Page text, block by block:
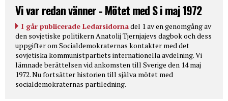
Vi var redan vänner - Mötet med S i maj 1972
I går publicerade Ledarsidornadel 1 av en genomgång av
den sovjetiske politikern Anatolij Tjernjajevs dagbok och dess
uppgifter om Socialdemokraternas kontakter med det
sovjetiska kommunistpartiets internationella avdelning. Vi
lämnade berättelsen vid ankomsten till Sverige den 14 maj
1972. Nu fortsätter historien till själva mötet med
socialdemokraternas partiledning.